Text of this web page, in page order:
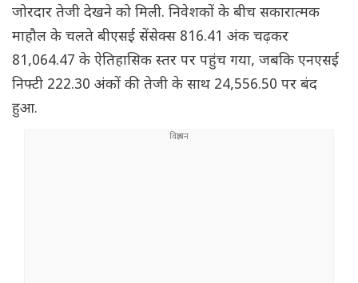
जोरदार तेजी देखने को मिली. निवेशकों के बीच सकारात्मक
माहौल के चलते बीएसई सेंसेक्स 816.41 अंक चढ़कर
81,064.47 के ऐतिहासिक स्तर पर पहुंच गया, जबकि एनएसई
निफ्टी 222.30 अंकों की तेजी के साथ 24,556.50 पर बंद
हुआ.